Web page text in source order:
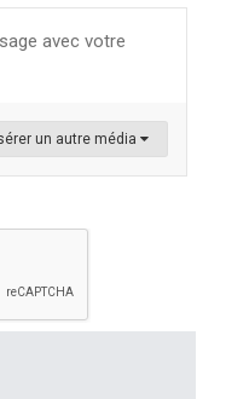
avec votre
un autre média